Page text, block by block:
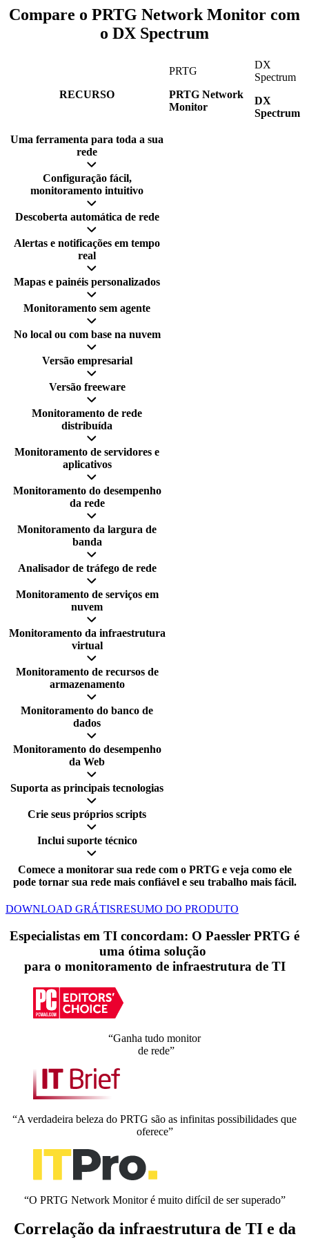
Compare o PRTG Network Monitor com
o DX Spectrum
RECURSO
PRTG
PRTG Network
Monitor
DX
Spectrum
DX
Spectrum
Uma ferramenta para toda a sua
rede
Configuração fácil,
monitoramento intuitivo
Descoberta automática de rede
Alertas e notificações em tempo
real
Mapas e painéis personalizados
Monitoramento sem agente
No local ou com base na nuvem
Versão empresarial
Versão freeware
Monitoramento de rede
distribuída
Monitoramento de servidores e
aplicativos
Monitoramento do desempenho
da rede
Monitoramento da largura de
banda
Analisador de tráfego de rede
Monitoramento de serviços em
nuvem
Monitoramento da infraestrutura
virtual
Monitoramento de recursos de
armazenamento
Monitoramento do banco de
dados
Monitoramento do desempenho
da Web
Suporta as principais tecnologias
Crie seus próprios scripts
Inclui suporte técnico
Comece a monitorar sua rede com o PRTG e veja como ele
pode tornar sua rede mais confiável e seu trabalho mais fácil.
DOWNLOAD GRÁTISRESUMO DO PRODUTO
Especialistas em TI concordam: O Paessler PRTG é
uma ótima solução
para o monitoramento de infraestrutura de TI
“Ganha tudo monitor
de rede”
“A verdadeira beleza do PRTG são as infinitas possibilidades que
oferece”
“O PRTG Network Monitor é muito difícil de ser superado”
Correlação da infraestrutura de TI e da